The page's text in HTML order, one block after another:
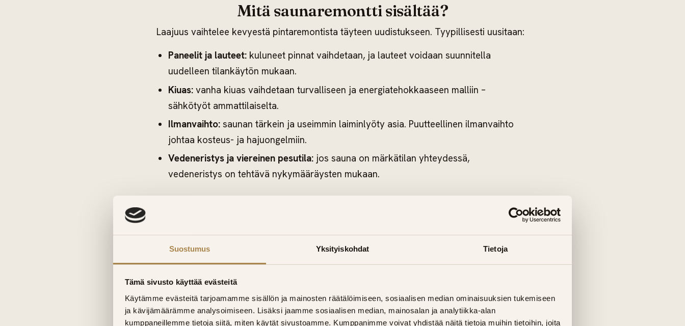
Suostumus Yksityiskohdat Tietoja
Tämä sivusto käyttää evästeitä
Käytämme evästeitä tarjoamamme sisällön ja mainosten räätälöimiseen, sosiaalisen median ominaisuuksien tukemiseen
ja kävijämäärämme analysoimiseen. Lisäksi jaamme sosiaalisen median, mainosalan ja analytiikka-alan
kumppaneillemme tietoja siitä, miten käytät sivustoamme. Kumppanimme voivat yhdistää näitä tietoja muihin tietoihin, joita
Mitä saunaremontti sisältää?
Laajuus vaihtelee kevyestä pintaremontista täyteen uudistukseen. Tyypillisesti uusitaan:
Paneelit ja lauteet:kuluneet pinnat vaihdetaan, ja lauteet voidaan suunnitella
uudelleen tilankäytön mukaan.
Kiuas:vanha kiuas vaihdetaan turvalliseen ja energiatehokkaaseen malliin –
sähkötyöt ammattilaiselta.
Ilmanvaihto:saunan tärkein ja useimmin laiminlyöty asia. Puutteellinen ilmanvaihto
johtaa kosteus- ja hajuongelmiin.
Vedeneristys ja viereinen pesutila:jos sauna on märkätilan yhteydessä,
vedeneristys on tehtävä nykymääräysten mukaan.
Sauna ja kylpyhuone kerralla – usein fiksuin
valinta
uusimista samalla kertaa. Jaatte purku-, vedeneristys- ja viimeistelyvaiheet, jolloin
lopputulos on yhtenäinen ja kokonaiskustannus pienempi kuin kaksi erillistä remonttia.